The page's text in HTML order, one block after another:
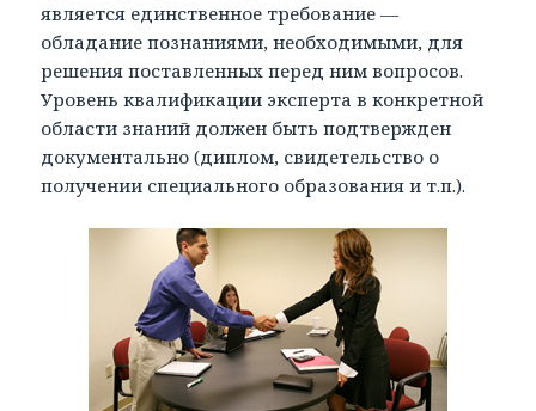
является единственное требование —
обладание познаниями, необходимыми, для
решения поставленных перед ним вопросов.
Уровень квалификации эксперта в конкретной
области знаний должен быть подтвержден
документально (диплом, свидетельство о
получении специального образования и т.п.).